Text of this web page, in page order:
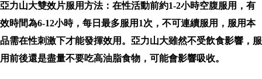
亞力山大雙效片服用方法：在性活動前約1-2小時空腹服用，有
效時間為6-12小時，每日最多服用1次，不可連續服用，服用本
品需在性刺激下才能發揮效用。亞力山大雖然不受飲食影響，服
用前後還是盡量不要吃高油脂食物，可能會影響吸收。